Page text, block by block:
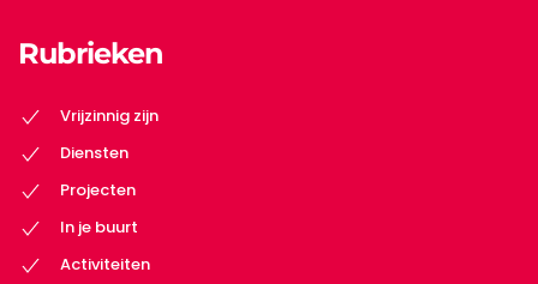
Rubrieken
Vrijzinnig zijn
Diensten
Projecten
In je buurt
Activiteiten